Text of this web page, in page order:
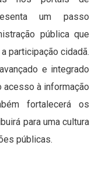
um passo
pública que
participação cidadã.
e integrado
acesso à informação
fortalecerá os
para uma cultura
públicas.